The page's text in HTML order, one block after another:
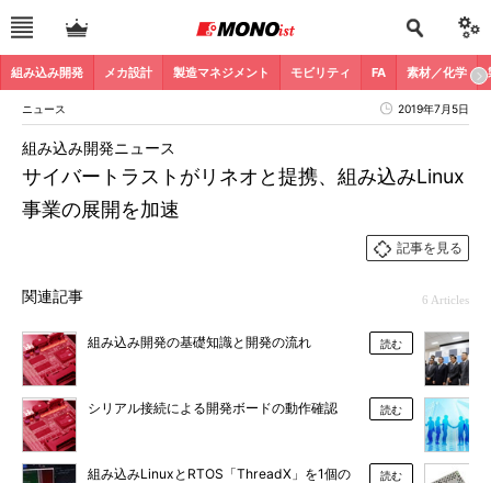
組み込み開発 メカ設計 製造マネジメント モビリティ FA 素材／化学
ニュース 2019年7月5日
サイバートラストがリネオと提携、組み込みLinux
事業の展開を加速
組み込み開発ニュース
記事を見る
関連記事 6 Articles
組み込み開発の基礎知識と開発の流れ 読む
シリアル接続による開発ボードの動作確認 読む
組み込みLinuxとRTOS「ThreadX」を1個の
読む